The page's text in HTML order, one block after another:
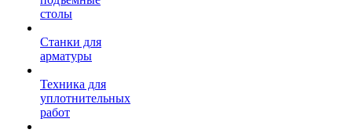
столы
Станки для
арматуры
Техника для
уплотнительных
работ